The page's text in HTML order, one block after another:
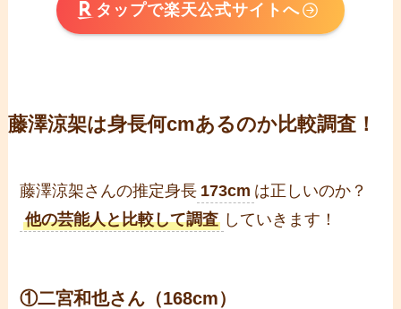
タップで楽天公式サイトへ
藤澤涼架は身長何cmあるのか比較調査！
藤澤涼架さんの推定身長 173cm は正しいのか？
他の芸能人と比較して調査 していきます！
①二宮和也さん（168cm）